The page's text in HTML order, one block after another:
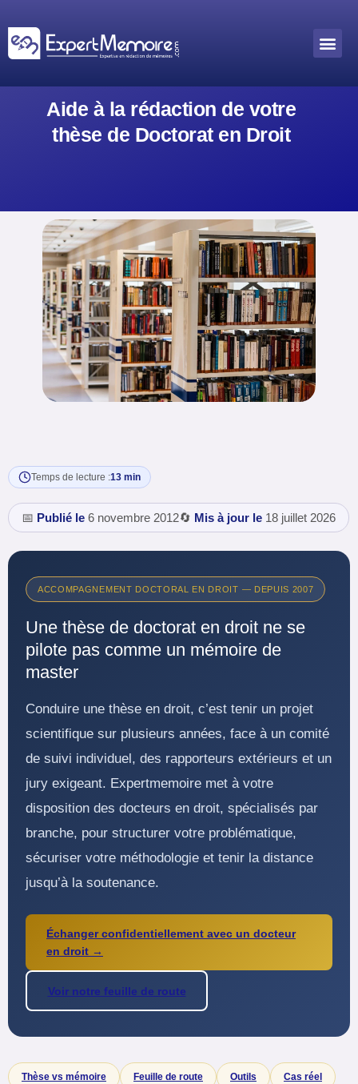
au
contenu
Aide à la rédaction de votre
thèse de Doctorat en Droit
Temps de lecture :13 min
📅 Publié le 6 novembre 2012🔄 Mis à jour le 18 juillet 2026
ACCOMPAGNEMENT DOCTORAL EN DROIT — DEPUIS 2007
Une thèse de doctorat en droit ne se
pilote pas comme un mémoire de
master
Conduire une thèse en droit, c’est tenir un projet
scientifique sur plusieurs années, face à un comité
de suivi individuel, des rapporteurs extérieurs et un
jury exigeant. Expertmemoire met à votre
disposition des docteurs en droit, spécialisés par
branche, pour structurer votre problématique,
sécuriser votre méthodologie et tenir la distance
jusqu’à la soutenance.
Échanger confidentiellement avec un docteur
en droit →
Voir notre feuille de route
Thèse vs mémoire Feuille de route Outils Cas réel